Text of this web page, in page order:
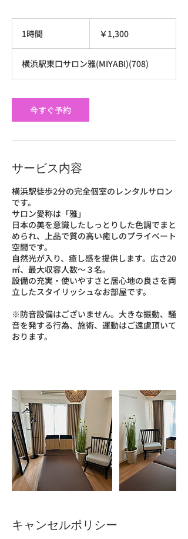
1時間 ￥1,300
横浜駅東口サロン雅(MIYABI)(708)
今すぐ予約
サービス内容
横浜駅徒歩2分の完全個室のレンタルサロン
です。
サロン愛称は「雅」
日本の美を意識したしっとりした色調でまと
められ、上品で質の高い癒しのプライベート
空間です。
自然光が入り、癒し感を提供します。広さ20
㎡、最大収容人数〜３名。
設備の充実・使いやすさと居心地の良さを両
立したスタイリッシュなお部屋です。
※防音設備はございません。大きな振動、騒
音を発する行為、施術、運動はご遠慮頂いて
おります。
キャンセルポリシー